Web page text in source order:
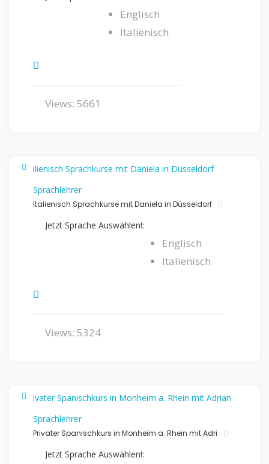
Englisch
Italienisch
Views: 5661
Sprachlehrer
Italienisch Sprachkurse mit Daniela in Düsseldorf
Jetzt Sprache Auswählen!:
Englisch
Italienisch
Views: 5324
Sprachlehrer
Privater Spanischkurs in Monheim a. Rhein mit Adri
Jetzt Sprache Auswählen!: